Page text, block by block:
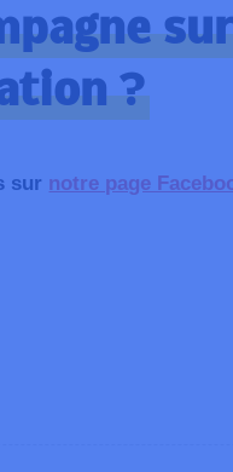
?
sur notre page